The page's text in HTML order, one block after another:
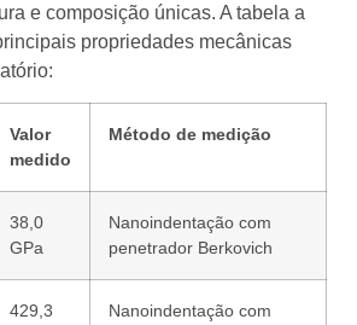
e composição únicas. A tabela a
propriedades mecânicas
Valor
medido
Método de medição
38,0
GPa
Nanoindentação com
penetrador Berkovich
429,3
Nanoindentação com